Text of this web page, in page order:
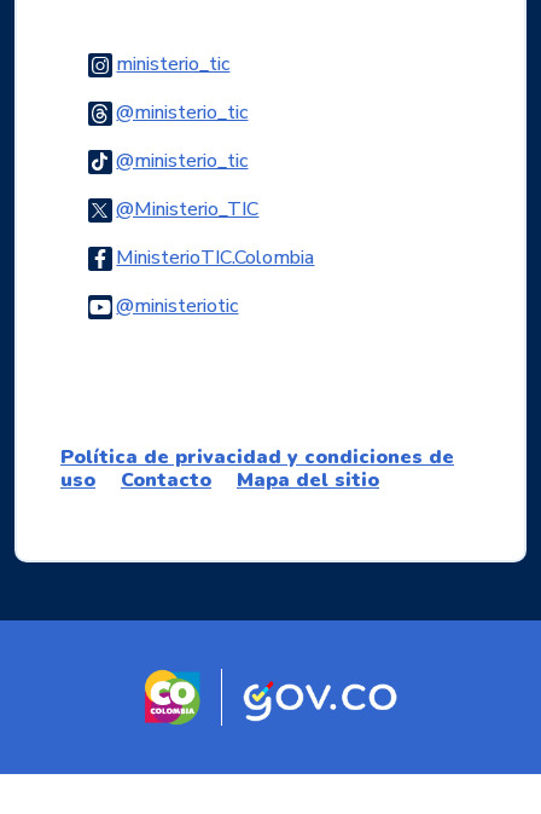
ministerio_ticLogo Instagram
@ministerio_ticLogo Threads
@ministerio_ticLogo Tiktok
@Ministerio_TICLogo Twitter
MinisterioTIC.ColombiaLogo Facebook
@ministerioticLogo Youtube
Política de privacidad y condiciones de
uso
Contacto Mapa del sitio
Logo marca Colombia